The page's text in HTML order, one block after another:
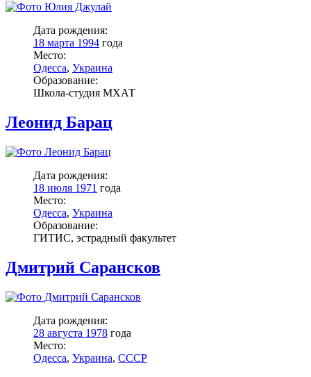
Дата рождения:
18 марта 1994 года
Место:
Одесса, Украина
Образование:
Школа-студия МХАТ
Леонид Барац
Дата рождения:
18 июля 1971 года
Место:
Одесса, Украина
Образование:
ГИТИС, эстрадный факультет
Дмитрий Сарансков
Дата рождения:
28 августа 1978 года
Место:
Одесса, Украина, СССР